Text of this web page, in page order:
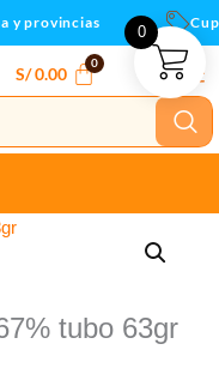
provincias
S/0.00
tubo 63gr
0